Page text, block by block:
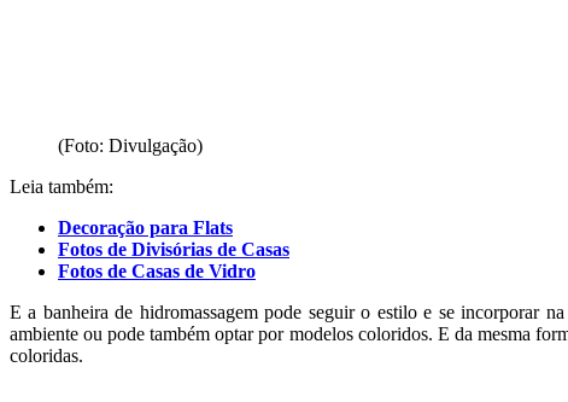
(Foto: Divulgação)
Leia também:
Decoração para Flats
Fotos de Divisórias de Casas
Fotos de Casas de Vidro
E a banheira de hidromassagem pode seguir o estilo e se incorporar
ambiente ou pode também optar por modelos coloridos. E da mesma
coloridas.